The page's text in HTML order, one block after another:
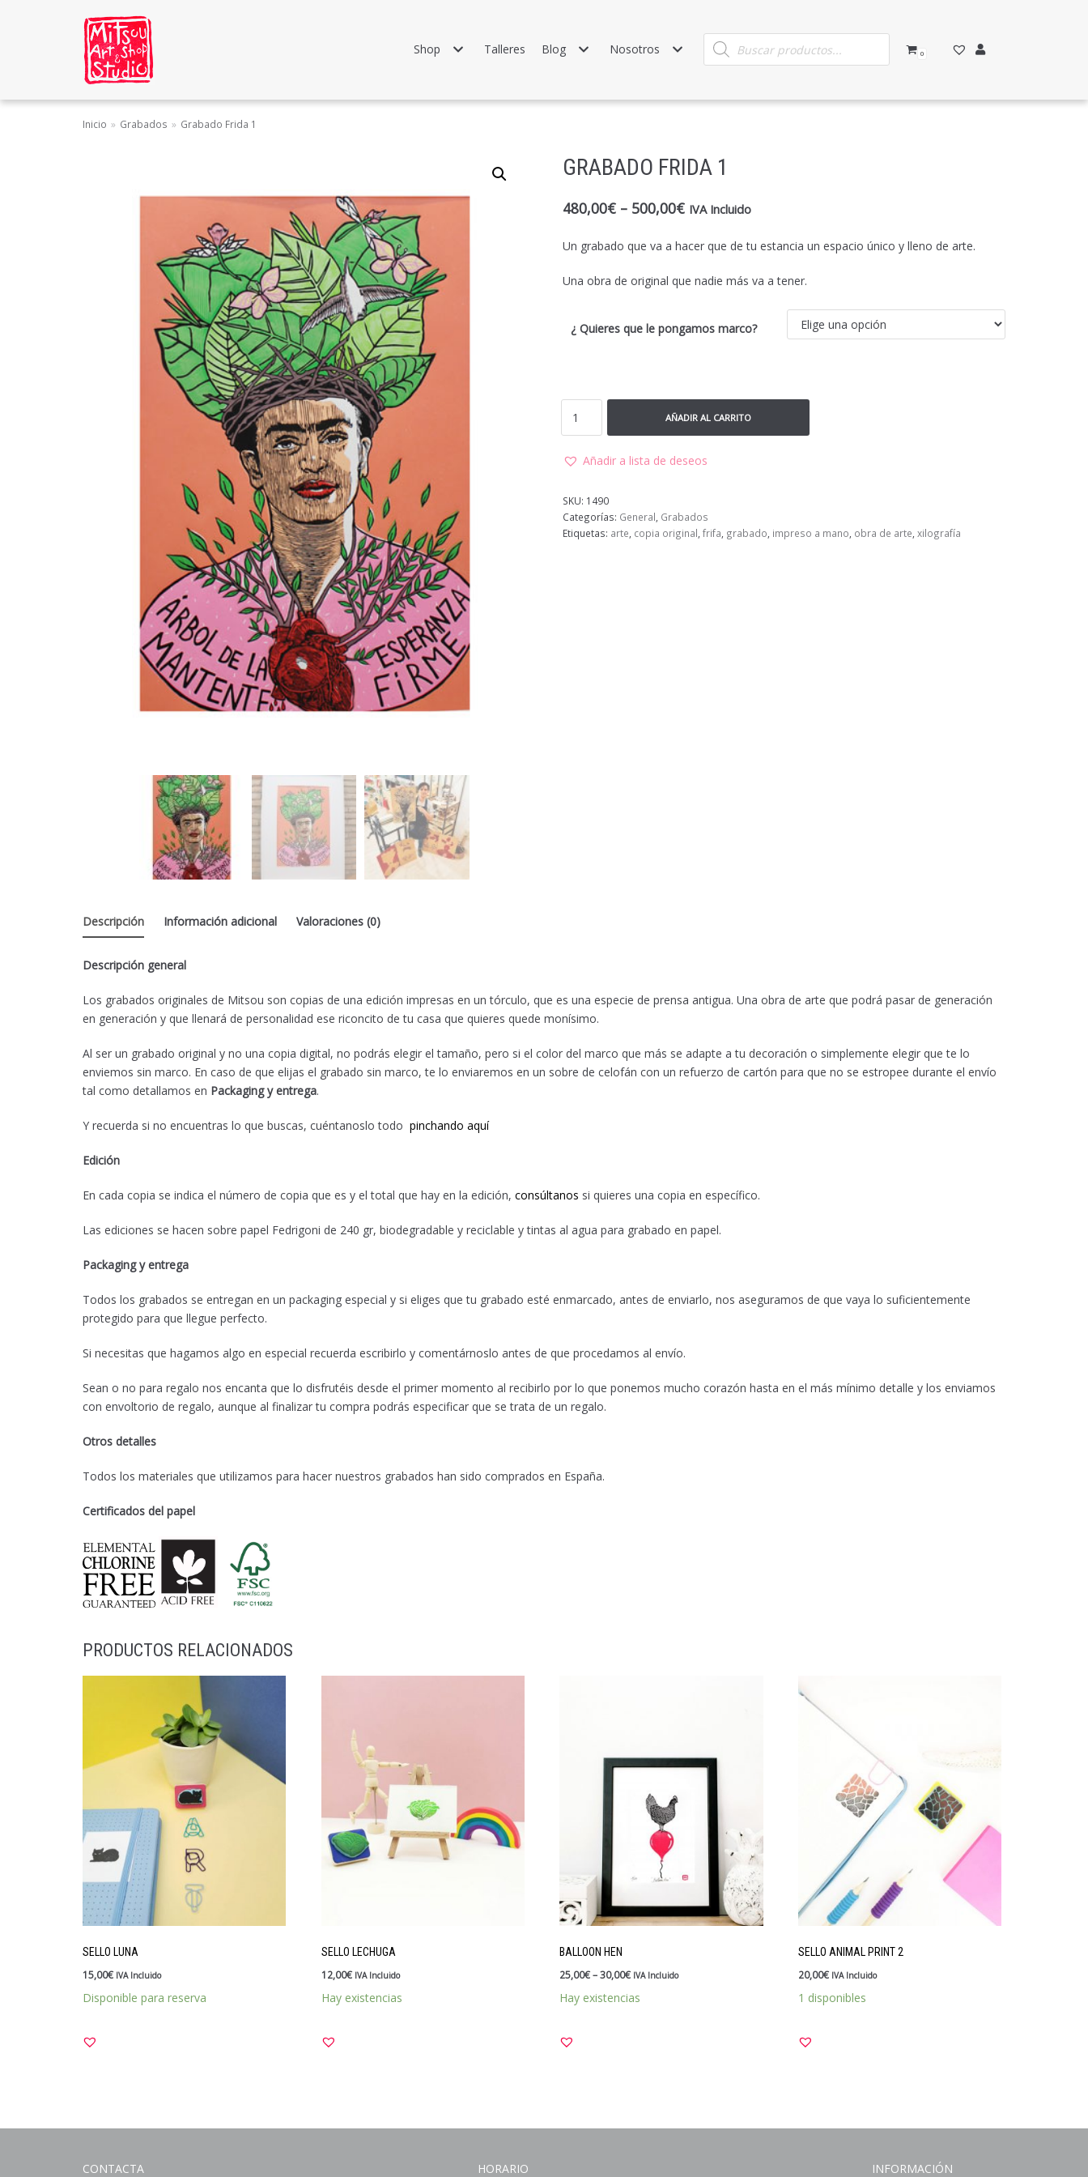
Shop Talleres Blog Nosotros 0
Inicio » Grabados » Grabado Frida 1
GRABADO FRIDA 1
480,00€– 500,00€ IVA Incluido
Un grabado que va a hacer que de tu estancia un espacio único y lleno de arte.
Una obra de original que nadie más va a tener.
¿ Quieres que le pongamos marco?
AÑADIR AL CARRITO
Añadir a lista de deseos
SKU: 1490
Categorías: General Grabados
Etiquetas: arte copia original frifa grabado impreso a mano obra de arte xilografía
Descripción Información adicional Valoraciones (0)
Descripción general
Los grabados originales de Mitsou son copias de una edición impresas en un tórculo, que es una especie de prensa antigua. Una obra de arte que podrá pasar de generación
en generación y que llenará de personalidad ese riconcito de tu casa que quieres quede monísimo.
Al ser un grabado original y no una copia digital, no podrás elegir el tamaño, pero si el color del marco que más se adapte a tu decoración o simplemente elegir que te lo
enviemos sin marco. En caso de que elijas el grabado sin marco, te lo enviaremos en un sobre de celofán con un refuerzo de cartón para que no se estropee durante el envío
tal como detallamos en Packaging y entrega.
Y recuerda si no encuentras lo que buscas, cuéntanoslo todo pinchando aquí
Edición
En cada copia se indica el número de copia que es y el total que hay en la edición, consúltanos si quieres una copia en específico.
Las ediciones se hacen sobre papel Fedrigoni de 240 gr, biodegradable y reciclable y tintas al agua para grabado en papel.
Packaging y entrega
Todos los grabados se entregan en un packaging especial y si eliges que tu grabado esté enmarcado, antes de enviarlo, nos aseguramos de que vaya lo suficientemente
protegido para que llegue perfecto.
Si necesitas que hagamos algo en especial recuerda escribirlo y comentárnoslo antes de que procedamos al envío.
Sean o no para regalo nos encanta que lo disfrutéis desde el primer momento al recibirlo por lo que ponemos mucho corazón hasta en el más mínimo detalle y los enviamos
con envoltorio de regalo, aunque al finalizar tu compra podrás especificar que se trata de un regalo.
Otros detalles
Todos los materiales que utilizamos para hacer nuestros grabados han sido comprados en España.
Certificados del papel
PRODUCTOS RELACIONADOS
SELLO LUNA
15,00€ IVA Incluido
Disponible para reserva
SELLO LECHUGA
12,00€ IVA Incluido
Hay existencias
BALLOON HEN
25,00€–30,00€ IVA Incluido
Hay existencias
SELLO ANIMAL PRINT 2
20,00€ IVA Incluido
1 disponibles
CONTACTA HORARIO INFORMACIÓN